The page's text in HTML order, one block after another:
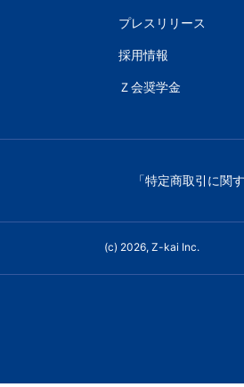
籍、
プレスリリース
採用情報
Ｚ会奨学金
「特定商取引に関
(c) 2026, Z-kai Inc.